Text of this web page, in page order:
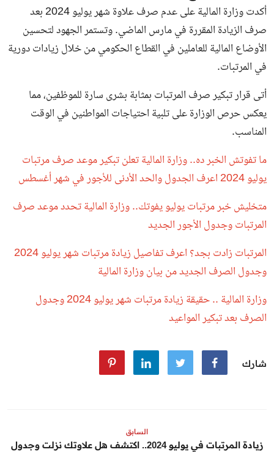
أكدت وزارة المالية على عدم صرف علاوة شهر يوليو 2024 بعد
صرف الزيادة المقررة في مارس الماضي. وتستمر الجهود لتحسين
الأوضاع المالية للعاملين في القطاع الحكومي من خلال زيادات دورية
في المرتبات.
أتى قرار تبكير صرف المرتبات بمثابة بشرى سارة للموظفين، مما
يعكس حرص الوزارة على تلبية احتياجات المواطنين في الوقت
المناسب.
ما تفوتش الخبر ده.. وزارة المالية تعلن تبكير موعد صرف مرتبات
يوليو 2024 اعرف الجدول والحد الأدنى للأجور في شهر أغسطس
متخليش خبر مرتبات يوليو يفوتك.. وزارة المالية تحدد موعد صرف
المرتبات وجدول الأجور الجديد
المرتبات زادت بجد؟ اعرف تفاصيل زيادة مرتبات شهر يوليو 2024
وجدول الصرف الجديد من بيان وزارة المالية
وزارة المالية .. حقيقة زيادة مرتبات شهر يوليو 2024 وجدول
الصرف بعد تبكير المواعيد
شارك
السابق
زيادة المرتبات في يوليو 2024.. اكتشف هل علاوتك نزلت وجدول